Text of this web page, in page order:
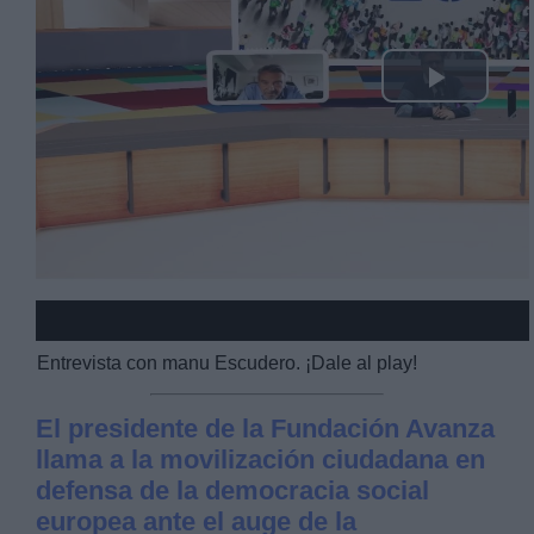
Play
Video
Entrevista con manu Escudero. ¡Dale al play!
El presidente de la Fundación Avanza
llama a la movilización ciudadana en
defensa de la democracia social
europea ante el auge de la